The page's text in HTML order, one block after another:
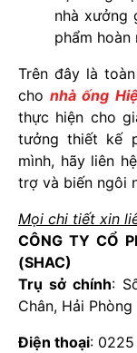
nhà xưởng
phẩm hoàn
Trên đây là
chonhà ống
thực hiện cho
tưởng thiết kế
mình, hãy liên
trợ và biến ngôi
Mọi chi tiết xin
CÔNG TY CỔ
(SHAC)
Trụ sở chính:
Chân, Hải Phòng
Điện thoại: